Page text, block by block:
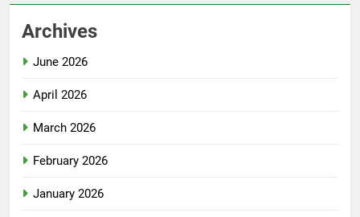
Archives
June 2026
April 2026
March 2026
February 2026
January 2026